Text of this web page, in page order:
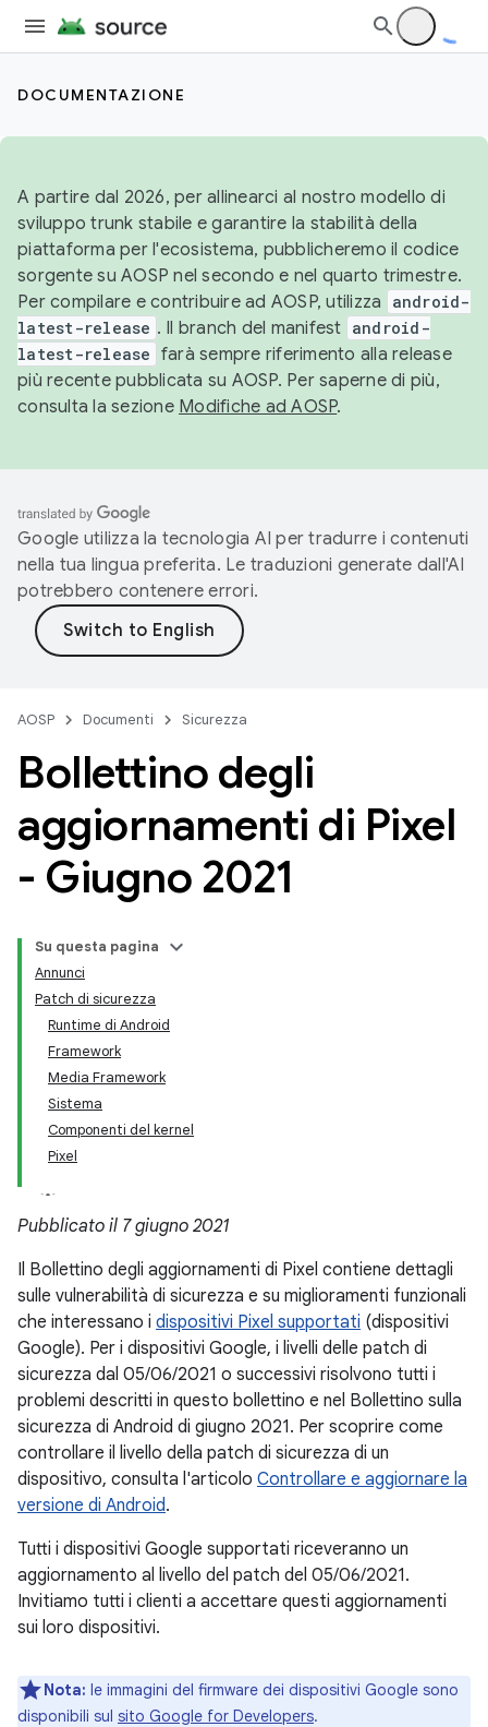
DOCUMENTAZIONE
A partire dal 2026, per allinearci al nostro modello di
sviluppo trunk stabile e garantire la stabilità della
piattaforma per l'ecosistema, pubblicheremo il codice
sorgente su AOSP nel secondo e nel quarto trimestre.
Per compilare e contribuire ad AOSP, utilizza
android-
latest-release . Il branch del manifest android-
latest-release farà sempre riferimento alla release
più recente pubblicata su AOSP. Per saperne di più,
consulta la sezione Modifiche ad AOSP.
Google utilizza la tecnologia AI per tradurre i contenuti
nella tua lingua preferita. Le traduzioni generate dall'AI
potrebbero contenere errori.
AOSP Documenti Sicurezza
Bollettino degli
aggiornamenti di Pixel
- Giugno 2021
Su questa pagina
Annunci
Patch di sicurezza
Runtime di Android
Framework
Media Framework
Sistema
Componenti del kernel
Pixel
Pubblicato il 7 giugno 2021
Il Bollettino degli aggiornamenti di Pixel contiene dettagli
sulle vulnerabilità di sicurezza e su miglioramenti funzionali
che interessano i dispositivi Pixel supportati (dispositivi
Google). Per i dispositivi Google, i livelli delle patch di
sicurezza dal 05/06/2021 o successivi risolvono tutti i
problemi descritti in questo bollettino e nel Bollettino sulla
sicurezza di Android di giugno 2021. Per scoprire come
controllare il livello della patch di sicurezza di un
dispositivo, consulta l'articolo Controllare e aggiornare la
versione di Android.
Tutti i dispositivi Google supportati riceveranno un
aggiornamento al livello del patch del 05/06/2021.
Invitiamo tutti i clienti a accettare questi aggiornamenti
sui loro dispositivi.
Nota: le immagini del firmware dei dispositivi Google sono
disponibili sul sito Google for Developers.